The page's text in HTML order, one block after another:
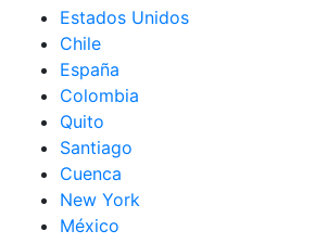
Estados Unidos
Chile
España
Colombia
Quito
Santiago
Cuenca
New York
México